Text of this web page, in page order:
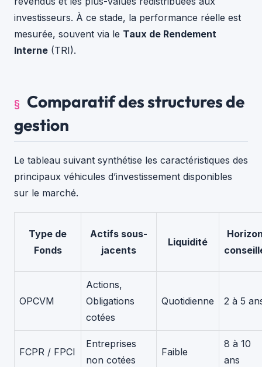
investisseurs. À ce stade, la performance réelle est
mesurée, souvent via le Taux de Rendement
Interne (TRI).
Comparatif des structures de
gestion
Le tableau suivant synthétise les caractéristiques des
principaux véhicules d’investissement disponibles
sur le marché.
Type de
Fonds
Actifs sous-
jacents
Liquidité
OPCVM
Actions,
Obligations
cotées
Quotidienne 2 à 5
FCPR / FPCI
Entreprises
non cotées
Faible
8 à 10
ans